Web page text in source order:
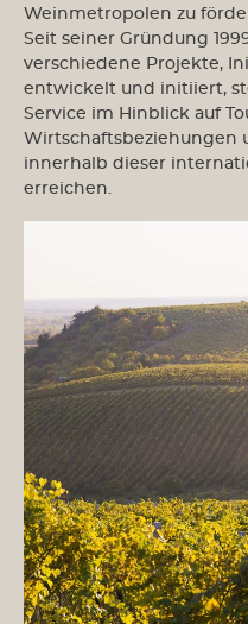
Weinmetropolen zu
Seit seiner Gründung
verschiedene Projekte,
entwickelt und initiiert,
Service im Hinblick auf
Wirtschaftsbeziehungen
innerhalb dieser
erreichen.